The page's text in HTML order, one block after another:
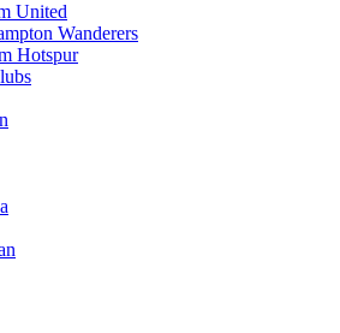
United
Wanderers
Hotspur